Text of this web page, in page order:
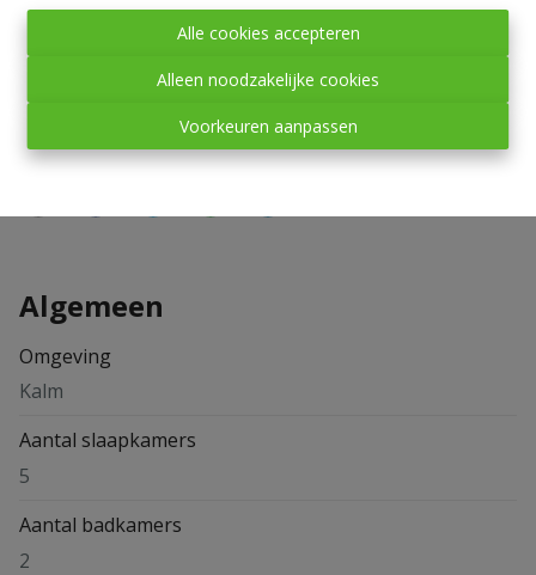
Alle cookies accepteren
Alleen noodzakelijke cookies
Voorkeuren aanpassen
Doe een bod vanaf € 990.000
Delen
Algemeen
Omgeving
Kalm
Aantal slaapkamers
5
Aantal badkamers
2